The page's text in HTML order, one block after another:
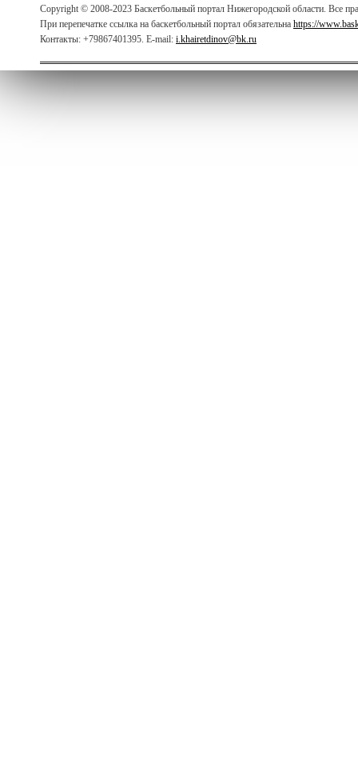
Copyright © 2008-2023 Баскетбольный портал Нижегородской области. Все
При перепечатке ссылка на баскетбольный портал обязательна https://
Контакты: +79867401395. E-mail: i.khairetdinov@bk.ru